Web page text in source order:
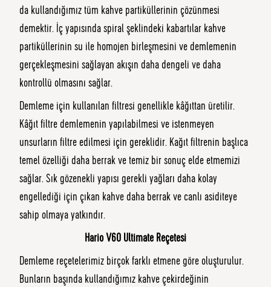
da kullandığımız tüm kahve partiküllerinin çözünmesi
demektir. İç yapısında spiral şeklindeki kabartılar kahve
partiküllerinin su ile homojen birleşmesini ve demlemenin
gerçekleşmesini sağlayan akışın daha dengeli ve daha
kontrollü olmasını sağlar.
Demleme için kullanılan filtresi genellikle kâğıttan üretilir.
Kâğıt filtre demlemenin yapılabilmesi ve istenmeyen
unsurların filtre edilmesi için gereklidir. Kağıt filtrenin başlıca
temel özelliği daha berrak ve temiz bir sonuç elde etmemizi
sağlar. Sık gözenekli yapısı gerekli yağları daha kolay
engellediği için çıkan kahve daha berrak ve canlı asiditeye
sahip olmaya yatkındır.
Hario V60 Ultimate Reçetesi
Demleme reçetelerimiz birçok farklı etmene göre oluşturulur.
Bunların başında kullandığımız kahve çekirdeğinin